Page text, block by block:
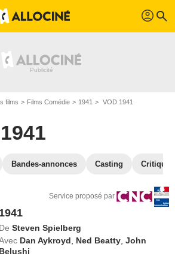
profil search
films Films Comédie 1941 VOD 1941
1941
Bandes-annonces Casting
Service proposé par
1941
De Steven Spielberg
Dan Aykroyd Ned Beatty ,John
Belushi